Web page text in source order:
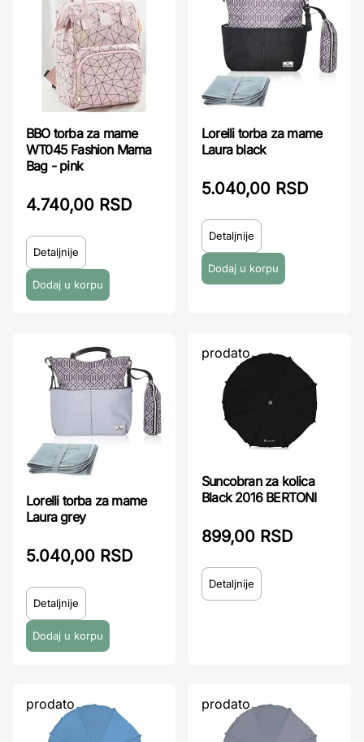
BBO torba za mame
WT045 Fashion Mama
Bag - pink
4.740,00 RSD
Detaljnije
Lorelli torba za mame
Laura black
5.040,00 RSD
Detaljnije
Lorelli torba za mame
Laura grey
5.040,00 RSD
Detaljnije
prodato
Suncobran za kolica
Black 2016 BERTONI
899,00 RSD
Detaljnije
prodato prodato